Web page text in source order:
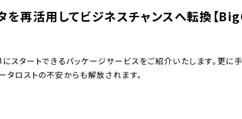
を再活用してビジネスチャンスへ転換【
タートできるパッケージサービスをご紹介いたします。更に
ロストの不安からも解放されます。